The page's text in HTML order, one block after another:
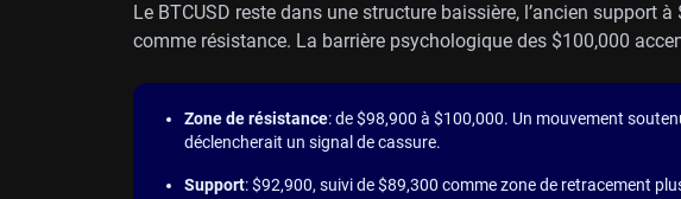
Le BTCUSD reste dans une structure baissière, l’ancien support
comme résistance. La barrière psychologique des $100,000
Zone de résistance: de $98,900 à $100,000. Un mouvement
déclencherait un signal de cassure.
Support: $92,900, suivi de $89,300 comme zone de retracement